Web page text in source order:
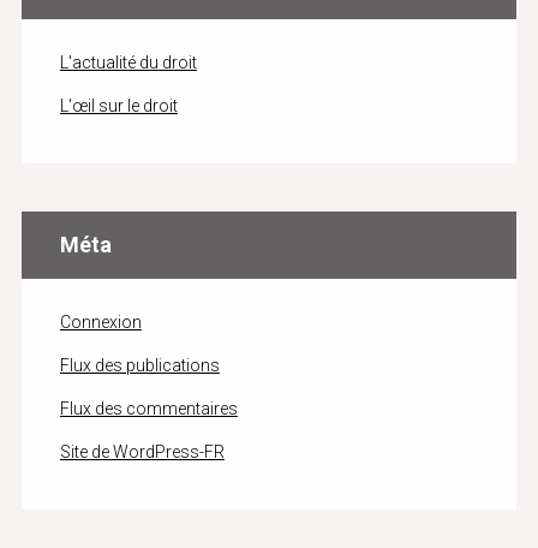
L'actualité du droit
L'œil sur le droit
Méta
Connexion
Flux des publications
Flux des commentaires
Site de WordPress-FR